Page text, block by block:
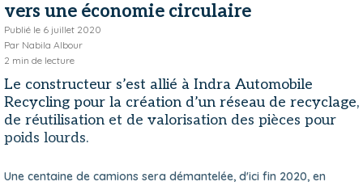
vers une économie circulaire
Publié le 6 juillet 2020
Par Nabila Albour
2 min de lecture
Le constructeur s’est allié à Indra Automobile
Recycling pour la création d’un réseau de recyclage,
de réutilisation et de valorisation des pièces pour
poids lourds.
Une centaine de camions sera démantelée, d'ici fin 2020, en